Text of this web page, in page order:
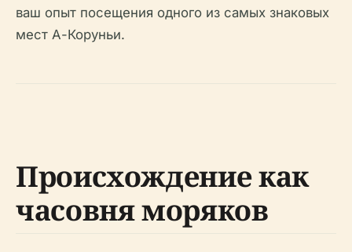
ваш опыт посещения одного из самых знаковых
мест А-Коруньи.
Происхождение как
часовня моряков